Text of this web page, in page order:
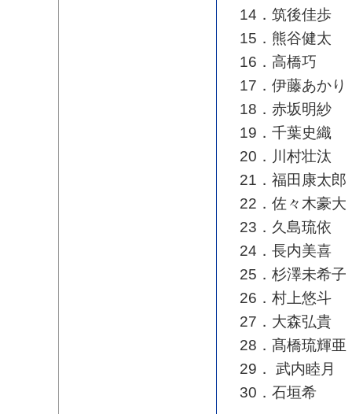
14．筑後佳歩
15．熊谷健太
16．高橋巧
17．伊藤あかり
18．赤坂明紗
19．千葉史織
20．川村壮汰
21．福田康太郎
22．佐々木豪大
23．久島琉依
24．長内美喜
25．杉澤未希子
26．村上悠斗
27．大森弘貴
28．髙橋琉輝亜
29． 武内睦月
30．石垣希